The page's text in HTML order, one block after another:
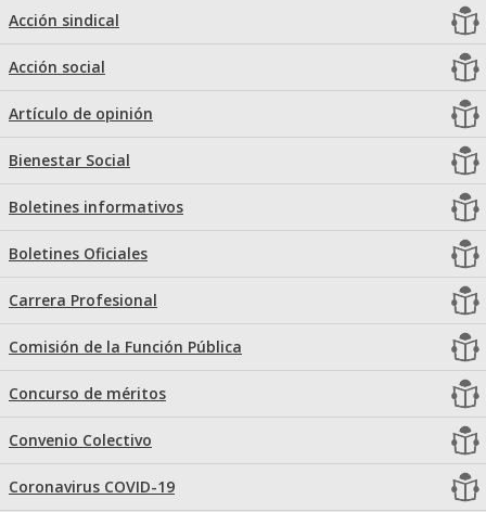
Acción sindical
Acción social
Artículo de opinión
Bienestar Social
Boletines informativos
Boletines Oficiales
Carrera Profesional
Comisión de la Función Pública
Concurso de méritos
Convenio Colectivo
Coronavirus COVID-19